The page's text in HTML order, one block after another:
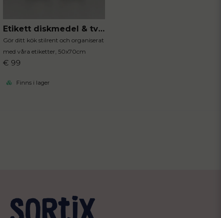
Etikett diskmedel & tvål 2-P
Gör ditt kök stilrent och organiserat
med våra etiketter, 50x70cm
€ 99
Finns i lager